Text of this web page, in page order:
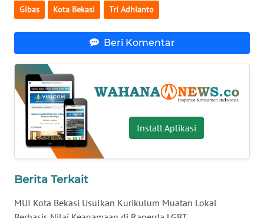
Gibas Kota Bekasi Tri Adhianto
Beri Komentar
Install Aplikasi
Berita Terkait
MUI Kota Bekasi Usulkan Kurikulum Muatan Lokal
JAMBI
WN
NTB
WN
SULTENG
SULBAR